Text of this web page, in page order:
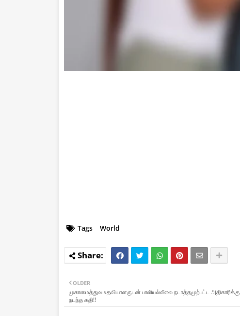
Tags World
OLDER
முகாமைத்துவ உதவியாளருடன் பாலியல்லீலை நடாத்தமுற்பட்ட அதிகாரிக்கு
நடந்த கதி!!